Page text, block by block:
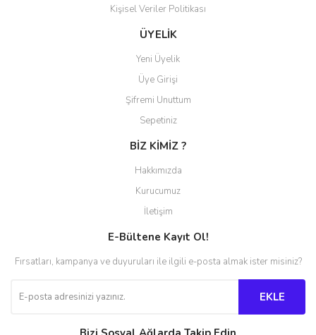
Kişisel Veriler Politikası
ÜYELİK
Yeni Üyelik
Üye Girişi
Şifremi Unuttum
Sepetiniz
BİZ KİMİZ ?
Hakkımızda
Kurucumuz
İletişim
E-Bültene Kayıt Ol!
Fırsatları, kampanya ve duyuruları ile ilgili e-posta almak ister misiniz?
EKLE